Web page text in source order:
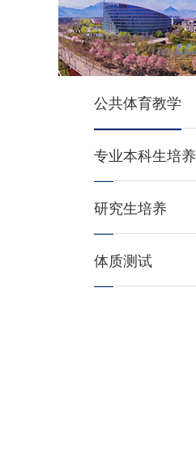
公共体育教学
专业本科生培养
研究生培养
体质测试